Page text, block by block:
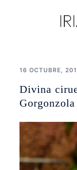
16 OCTUBRE,
Divina